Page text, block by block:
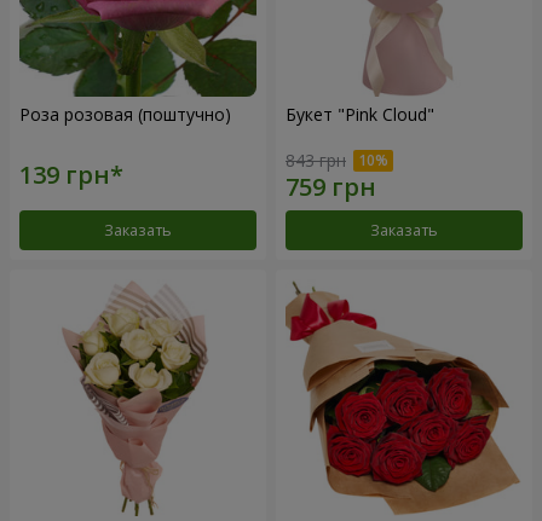
Роза розовая (поштучно)
Заказать
Букет "Pink Cloud"
843 грн
Заказать